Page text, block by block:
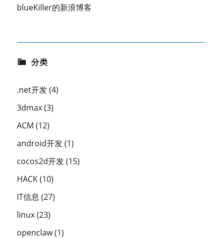
blueKiller的新浪博客
分类
.net开发(4)
3dmax(3)
ACM (12)
android开发(1)
cocos2d开发(15)
HACK(10)
IT信息 (27)
linux(23)
openclaw(1)